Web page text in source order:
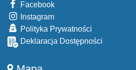
Facebook
Instagram
Polityka Prywatności
Deklaracja Dostępności